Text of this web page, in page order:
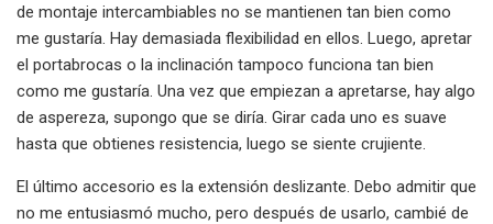
de montaje intercambiables no se mantienen tan bien como
me gustaría. Hay demasiada flexibilidad en ellos. Luego, apretar
el portabrocas o la inclinación tampoco funciona tan bien
como me gustaría. Una vez que empiezan a apretarse, hay algo
de aspereza, supongo que se diría. Girar cada uno es suave
hasta que obtienes resistencia, luego se siente crujiente.
El último accesorio es la extensión deslizante. Debo admitir que
no me entusiasmó mucho, pero después de usarlo, cambié de